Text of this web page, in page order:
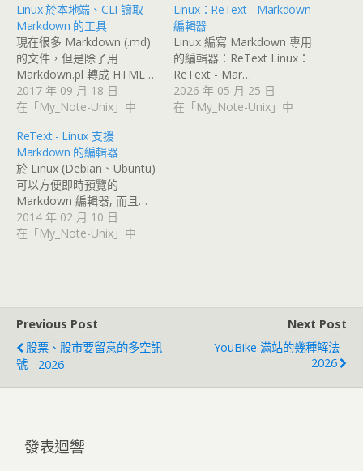
Linux 於本地端、CLI 讀取
Markdown 的工具
現在很多 Markdown (.md)
的文件，但是除了用
Markdown.pl 轉成 HTML …
2017 年 09 月 18 日
在「My_Note-Unix」中
Linux：ReText - Markdown
編輯器
Linux 編寫 Markdown 專用
的編輯器：ReText Linux：
ReText - Mar…
2026 年 05 月 25 日
在「My_Note-Unix」中
ReText - Linux 支援
Markdown 的編輯器
於 Linux (Debian、Ubuntu)
可以方便即時預覽的
Markdown 編輯器, 而且…
2014 年 02 月 10 日
在「My_Note-Unix」中
Previous Post
股票、股市要留意的多空訊
號 - 2026
Next Post
YouBike 滿站的幾種解法 -
2026
發表迴響